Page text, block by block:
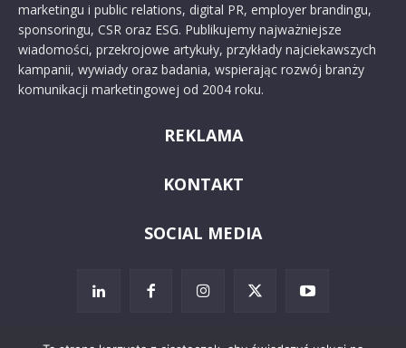
marketingu i public relations, digital PR, employer brandingu,
sponsoringu, CSR oraz ESG. Publikujemy najważniejsze
wiadomości, przekrojowe artykuły, przykłady najciekawszych
kampanii, wywiady oraz badania, wspierając rozwój branży
komunikacji marketingowej od 2004 roku.
REKLAMA
KONTAKT
SOCIAL MEDIA